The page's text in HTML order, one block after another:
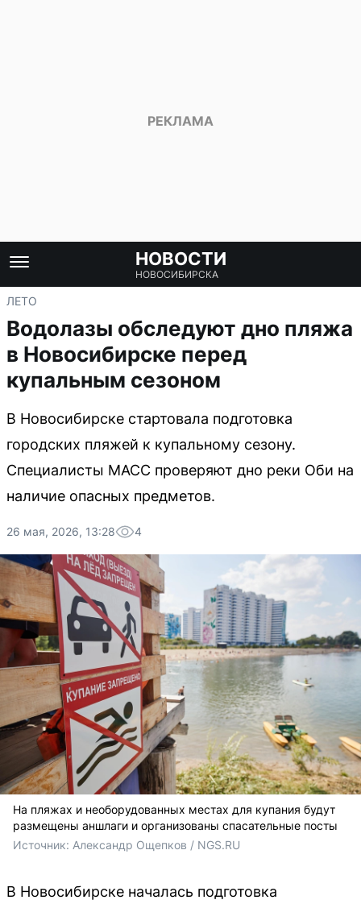
НОВОСТИ
НОВОСИБИРСКА
ЛЕТО
Водолазы обследуют дно пляжа
в Новосибирске перед
купальным сезоном
В Новосибирске стартовала подготовка
городских пляжей к купальному сезону.
Специалисты МАСС проверяют дно реки Оби на
наличие опасных предметов.
26 мая, 2026, 13:28 4
На пляжах и необорудованных местах для купания будут
размещены аншлаги и организованы спасательные посты
Источник: Александр Ощепков / NGS.RU
В Новосибирске началась подготовка